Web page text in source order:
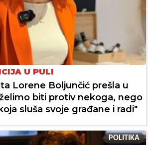
U PULI
Lorene Boljunčić prešla u
biti protiv nekoga, nego
sluša svoje građane i radi"
POLITIKA